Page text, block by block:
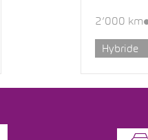
2’000 km
Hybride